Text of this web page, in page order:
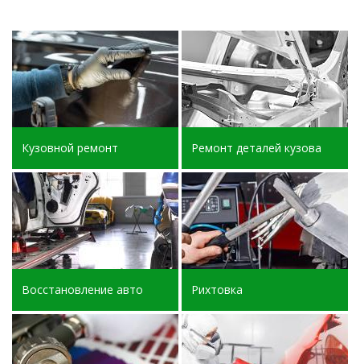
Кузовной ремонт Ремонт деталей кузова
Восстановление авто Рихтовка